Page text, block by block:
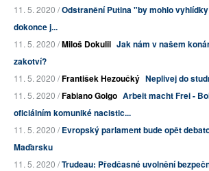
11. 5. 2020 /Odstranění Putina "by mohlo
dokonce j...
11. 5. 2020 /Miloš Dokulil Jak nám v našem
zakotví?
11. 5. 2020 /František Hezoučký Neplivej do
11. 5. 2020 /Fabiano Golgo Arbeit macht Frei -
oficiálním komuniké nacistic...
11. 5. 2020 /Evropský parlament bude opět
Maďarsku
11. 5. 2020 /Trudeau: Předčasné uvolnění